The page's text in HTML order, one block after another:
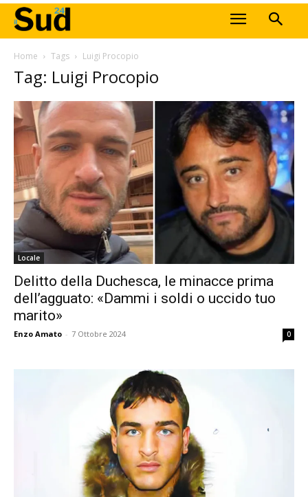
Home Tags Luigi Procopio
Tag: Luigi Procopio
Locale
Delitto della Duchesca, le minacce prima
dell’agguato: «Dammi i soldi o uccido tuo
marito»
Enzo Amato - 7 Ottobre 2024 0